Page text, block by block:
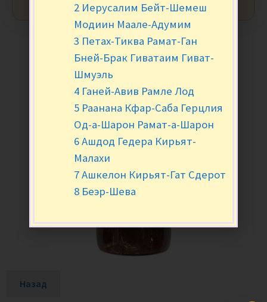
Назад
2 Иерусалим Бейт-Шемеш
Модиин Маале-Адумим
3 Петах-Тиква Рамат-Ган
Бней-Брак Гиватаим Гиват-
Шмуэль
4 Ганей-Авив Рамле Лод
5 Раанана Кфар-Саба Герцлия
Од-а-Шарон Рамат-а-Шарон
6 Ашдод Гедера Кирьят-
Малахи
7 Ашкелон Кирьят-Гат Сдерот
8 Беэр-Шева